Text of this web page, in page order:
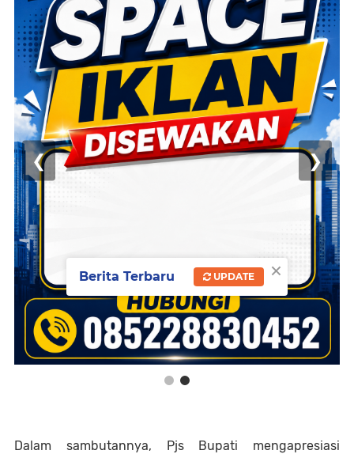
❮ ❯
Dalam sambutannya, Pjs Bupati mengapresiasi
×
Berita Terbaru UPDATE